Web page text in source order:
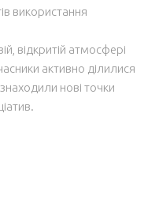
використання
відкритій атмосфері
активно ділилися
нові точки